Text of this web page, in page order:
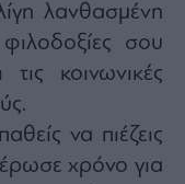
λανθασμένη
σου
τις κοινωνικές
να πιέζεις
χρόνο για